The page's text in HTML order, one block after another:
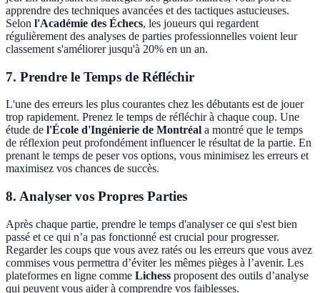
apprendre des techniques avancées et des tactiques astucieuses.
Selon l'Académie des Échecs, les joueurs qui regardent
régulièrement des analyses de parties professionnelles voient leur
classement s'améliorer jusqu'à 20% en un an.
7. Prendre le Temps de Réfléchir
L'une des erreurs les plus courantes chez les débutants est de jouer
trop rapidement. Prenez le temps de réfléchir à chaque coup. Une
étude de l'École d'Ingénierie de Montréal a montré que le temps
de réflexion peut profondément influencer le résultat de la partie. En
prenant le temps de peser vos options, vous minimisez les erreurs et
maximisez vos chances de succès.
8. Analyser vos Propres Parties
Après chaque partie, prendre le temps d'analyser ce qui s'est bien
passé et ce qui n’a pas fonctionné est crucial pour progresser.
Regarder les coups que vous avez ratés ou les erreurs que vous avez
commises vous permettra d’éviter les mêmes pièges à l’avenir. Les
plateformes en ligne comme Lichess proposent des outils d’analyse
qui peuvent vous aider à comprendre vos faiblesses.